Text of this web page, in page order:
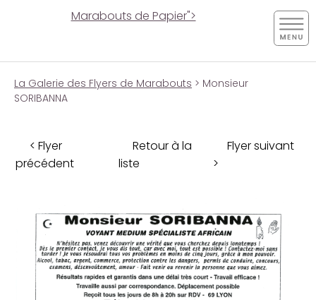
Marabouts de Papier">
La Galerie des Flyers de Marabouts > Monsieur
SORIBANNA
< Flyer
précédent
Retour à la
liste
Flyer suivant
>